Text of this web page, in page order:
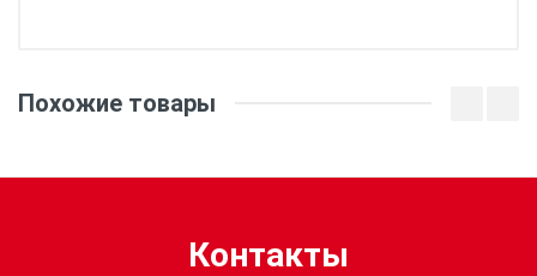
Похожие товары
Контакты